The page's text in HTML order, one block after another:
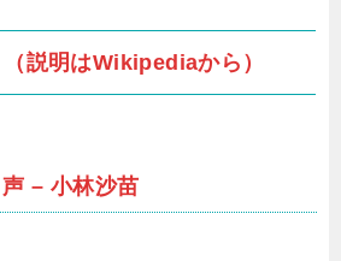
明はWikipediaから）
– 小林沙苗